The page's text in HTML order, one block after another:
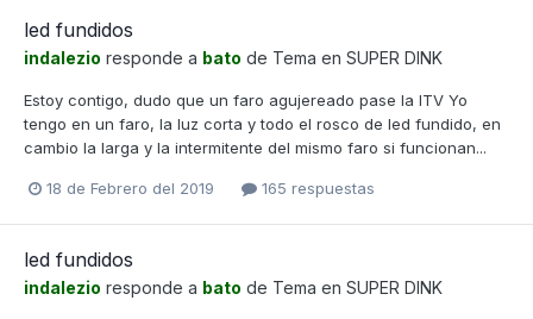
led fundidos
indalezio responde a bato de Tema en SUPER DINK
Estoy contigo, dudo que un faro agujereado pase la ITV Yo
tengo en un faro, la luz corta y todo el rosco de led fundido, en
cambio la larga y la intermitente del mismo faro si funcionan...
18 de Febrero del 2019 165 respuestas
led fundidos
indalezio responde a bato de Tema en SUPER DINK